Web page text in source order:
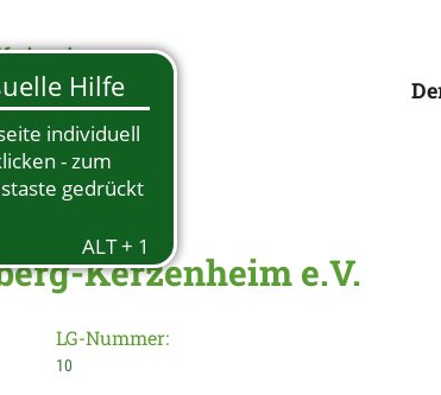
Kerzenheim e.V.
LG-Nummer:
10